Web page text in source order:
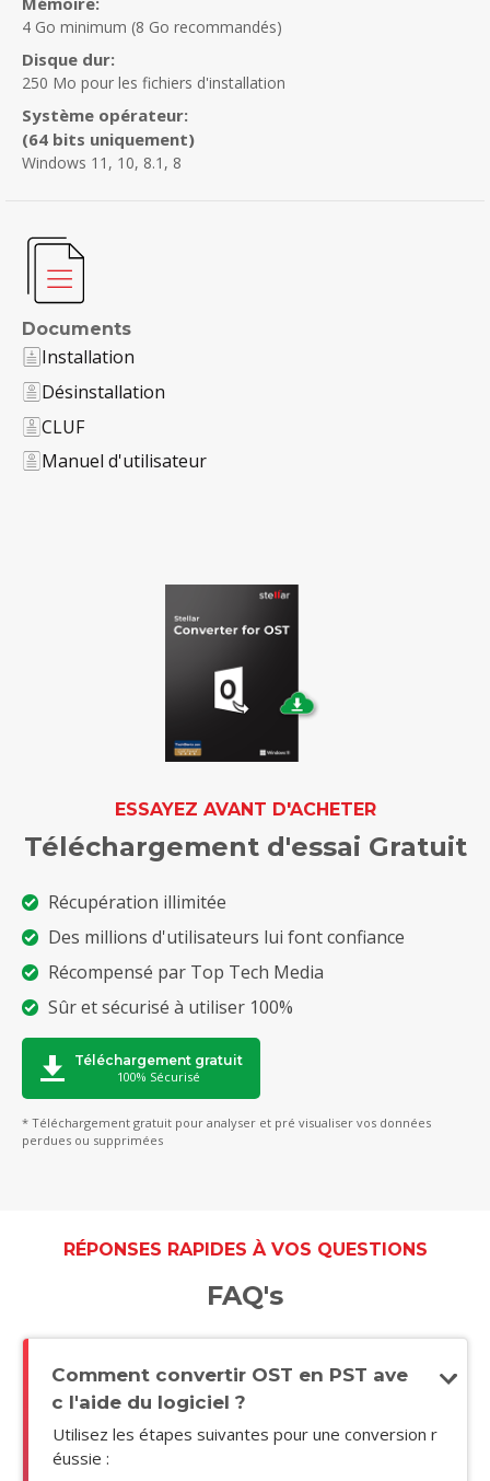
4 Go minimum (8 Go recommandés)
Disque dur:
250 Mo pour les fichiers d'installation
Système opérateur:
(64 bits uniquement)
Windows 11, 10, 8.1, 8
Documents
Installation
Désinstallation
CLUF
Manuel d'utilisateur
ESSAYEZ AVANT D'ACHETER
Téléchargement d'essai Gratuit
Récupération illimitée
Des millions d'utilisateurs lui font confiance
Récompensé par Top Tech Media
Sûr et sécurisé à utiliser 100%
Téléchargement gratuit
100% Sécurisé
* Téléchargement gratuit pour analyser et pré visualiser vos données
perdues ou supprimées
RÉPONSES RAPIDES À VOS QUESTIONS
FAQ's
Comment convertir OST en PST ave
c l'aide du logiciel ?
Utilisez les étapes suivantes pour une conversion r
éussie :